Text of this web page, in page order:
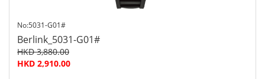
No:5031-G01#
Berlink_5031-G01#
HKD 3,880.00
HKD 2,910.00